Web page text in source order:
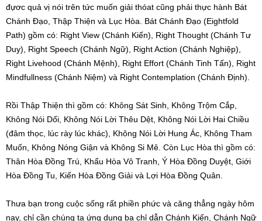
đựơc quả vị nói trên tức muốn giải thóat cũng phải thực hành Bát
Chánh Đạo, Thập Thiện và Lục Hòa. Bát Chánh Đạo (Eightfold
Path) gồm có: Right View (Chánh Kiến), Right Thought (Chánh Tư
Duy), Right Speech (Chánh Ngữ), Right Action (Chánh Nghiệp),
Right Livehood (Chánh Mệnh), Right Effort (Chánh Tinh Tấn), Right
Mindfullness (Chánh Niệm) và Right Contemplation (Chánh Định).
Rồi Thập Thiện thì gồm có: Không Sát Sinh, Không Trộm Cắp,
Không Nói Dối, Không Nói Lời Thêu Dệt, Không Nói Lời Hai Chiều
(đâm thọc, lúc rày lúc khác), Không Nói Lời Hung Ác, Không Tham
Muốn, Không Nóng Giận và Không Si Mê. Còn Lục Hòa thì gồm có:
Thân Hòa Đồng Trú, Khẩu Hòa Vô Tranh, Ý Hòa Đồng Duyệt, Giới
Hòa Đồng Tu, Kiến Hòa Đồng Giải và Lợi Hòa Đồng Quân.
Thưa bạn trong cuộc sống rất phiền phức và căng thẳng ngày hôm
nay, chỉ cần chúng ta ứng dụng ba chỉ dẫn Chánh Kiến, Chánh Ngữ